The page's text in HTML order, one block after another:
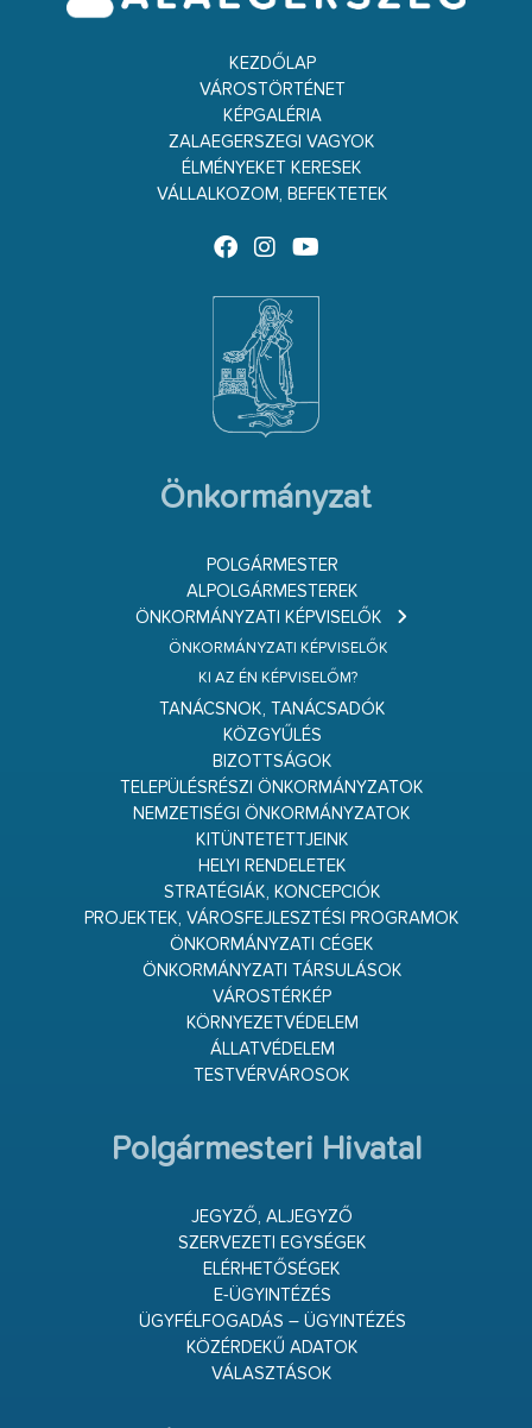
KEZDŐLAP
VÁROSTÖRTÉNET
KÉPGALÉRIA
ZALAEGERSZEGI VAGYOK
ÉLMÉNYEKET KERESEK
VÁLLALKOZOM, BEFEKTETEK
Önkormányzat
POLGÁRMESTER
ALPOLGÁRMESTEREK
ÖNKORMÁNYZATI KÉPVISELŐK
ÖNKORMÁNYZATI KÉPVISELŐK
KI AZ ÉN KÉPVISELŐM?
TANÁCSNOK, TANÁCSADÓK
KÖZGYŰLÉS
BIZOTTSÁGOK
TELEPÜLÉSRÉSZI ÖNKORMÁNYZATOK
NEMZETISÉGI ÖNKORMÁNYZATOK
KITÜNTETETTJEINK
HELYI RENDELETEK
STRATÉGIÁK, KONCEPCIÓK
PROJEKTEK, VÁROSFEJLESZTÉSI PROGRAMOK
ÖNKORMÁNYZATI CÉGEK
ÖNKORMÁNYZATI TÁRSULÁSOK
VÁROSTÉRKÉP
KÖRNYEZETVÉDELEM
ÁLLATVÉDELEM
TESTVÉRVÁROSOK
Polgármesteri Hivatal
JEGYZŐ, ALJEGYZŐ
SZERVEZETI EGYSÉGEK
ELÉRHETŐSÉGEK
E-ÜGYINTÉZÉS
ÜGYFÉLFOGADÁS – ÜGYINTÉZÉS
KÖZÉRDEKŰ ADATOK
VÁLASZTÁSOK